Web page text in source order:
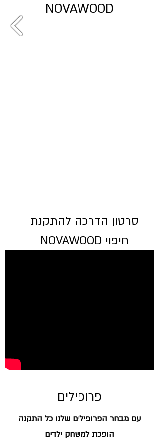
NOVAWOOD
סרטון הדרכה להתקנת
חיפוי NOVAWOOD
פרופילים
עם מבחר הפרופילים שלנו כל התקנה
הופכת למשחק ילדים